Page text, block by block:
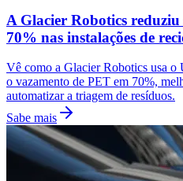
A Glacier Robotics
70% nas instalações de
Vê como a Glacier Robotics usa
o vazamento de PET em 70%,
automatizar a triagem de resíduos.
Sabe mais